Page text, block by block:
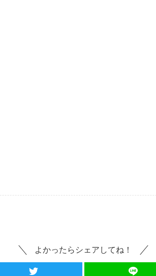
よかったらシェアしてね！